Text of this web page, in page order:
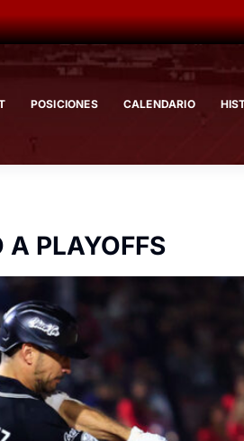
POSICIONES CALENDARIO
A PLAYOFFS